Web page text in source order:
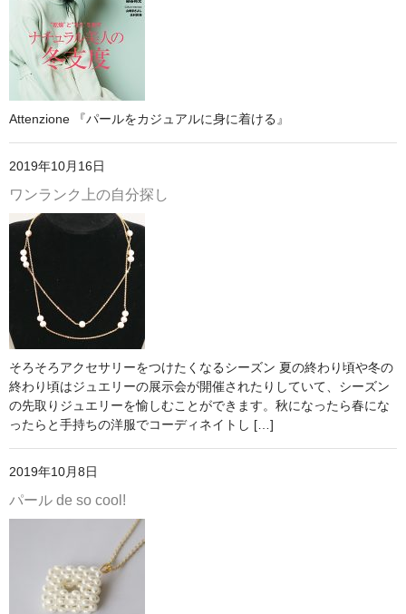
Attenzione 『パールをカジュアルに身に着ける』
2019年10月16日
ワンランク上の自分探し
そろそろアクセサリーをつけたくなるシーズン 夏の終わり頃や冬の
終わり頃はジュエリーの展示会が開催されたりしていて、シーズン
の先取りジュエリーを愉しむことができます。秋になったら春にな
ったらと手持ちの洋服でコーディネイトし […]
2019年10月8日
パール de so cool!